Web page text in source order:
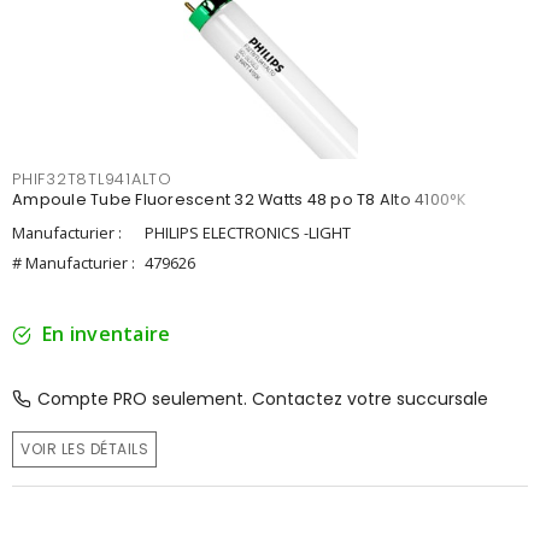
PHIF32T8TL941ALTO
Ampoule Tube Fluorescent 32 Watts 48 po T8 Alto 4100°K
Manufacturier :
PHILIPS ELECTRONICS -LIGHT
# Manufacturier : 479626
En inventaire
Compte PRO seulement. Contactez votre succursale
VOIR LES DÉTAILS